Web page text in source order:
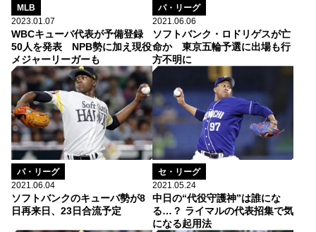
MLB
2023.01.07
WBCキューバ代表が予備登録
50人を発表 NPB勢に加え現役
メジャーリーガーも
パ・リーグ
2021.06.06
ソフトバンク・ロドリゲスが亡
命か 東京五輪予選に出場も行
方不明に
パ・リーグ
2021.06.04
ソフトバンクのキューバ勢が8
日再来日、23日合流予定
セ・リーグ
2021.05.24
中日の“代役守護神”は誰にな
る…？ ライマルの代表招集で気
になる起用法